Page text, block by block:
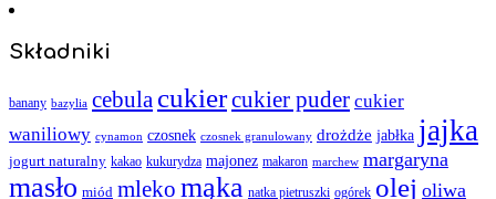
Składniki
banany bazylia cebula cukiercukier puder cukier
waniliowy cynamon czosnek czosnek granulowany drożdże jabłka jajka
jogurt naturalny kakao kukurydza majonez makaron marchew margaryna
masło miód mleko mąka natka pietruszki ogórek olej oliwa